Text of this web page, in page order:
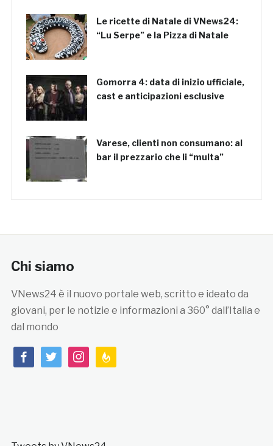
Le ricette di Natale di VNews24:
“Lu Serpe” e la Pizza di Natale
Gomorra 4: data di inizio ufficiale,
cast e anticipazioni esclusive
Varese, clienti non consumano: al
bar il prezzario che li “multa”
Chi siamo
VNews24 è il nuovo portale web, scritto e ideato da
giovani, per le notizie e informazioni a 360° dall’Italia e
dal mondo
facebooktwitterinstagramfeedburner